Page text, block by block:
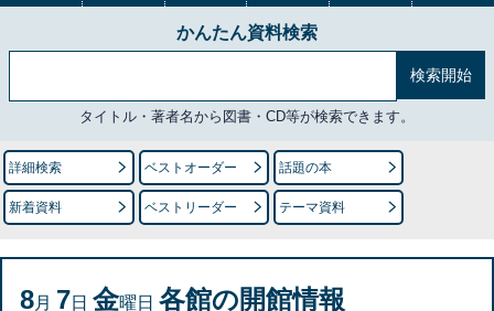
かんたん資料検索
タイトル・著者名から図書・CD等が検索できます。
詳細検索 ベストオーダー 話題の本
新着資料 ベストリーダー テーマ資料
8月 7日 金曜日 各館の開館情報